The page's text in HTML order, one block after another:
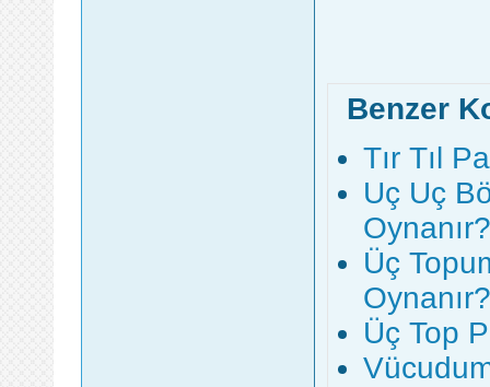
Benzer
Tır Tıl
Uç Uç
Oynanır?
Üç
Oynanır?
Üç Top